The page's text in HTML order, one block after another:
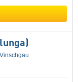
Vinschgau